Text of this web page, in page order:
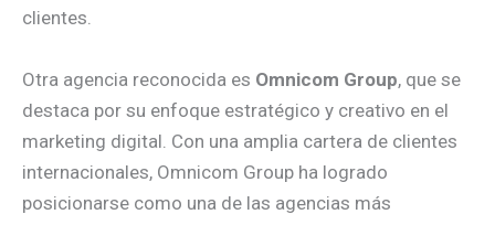
clientes.
Otra agencia reconocida es Omnicom Group, que se
destaca por su enfoque estratégico y creativo en el
marketing digital. Con una amplia cartera de clientes
internacionales, Omnicom Group ha logrado
posicionarse como una de las agencias más